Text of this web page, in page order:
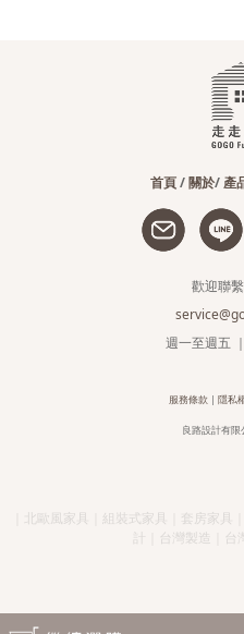
首頁/ 關於/產
歡迎聯
週一至週五
服務條款 | 隱私
良路設計有
｜北歐風家具｜組裝式家具｜套房家
計｜台灣製造｜台